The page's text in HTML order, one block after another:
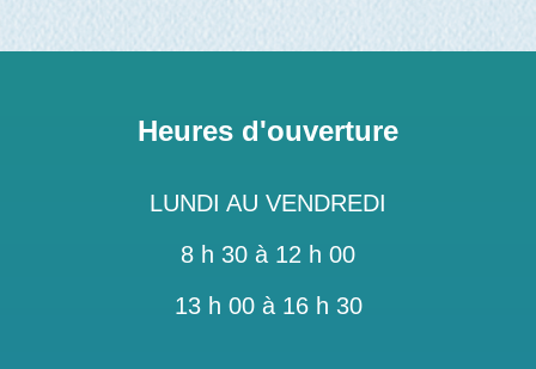
Heures d'ouverture
LUNDI AU VENDREDI
8 h 30 à 12 h 00
13 h 00 à 16 h 30